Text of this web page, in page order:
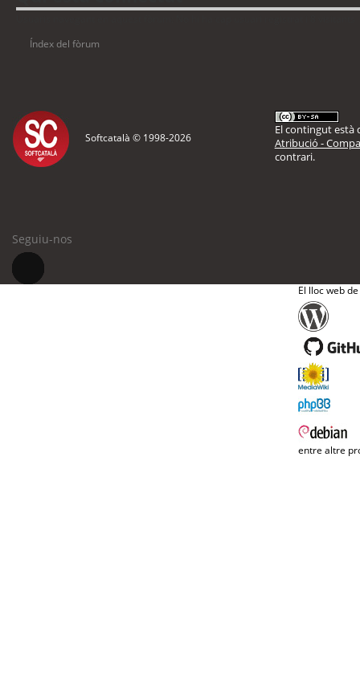
Índex del fòrum
Softcatalà © 1998-2026
El contingut està
Atribució -
contrari.
Seguiu-nos
El lloc web
entre altre